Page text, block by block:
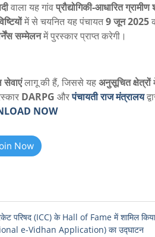
वाला यह गांवप्रौद्योगिकी-आधारित
में से चयनित यह पंचायत9 जून 2025
सम्मेलनमें पुरस्कार प्राप्त करेगी।
लागू की हैं, जिससे यहअनुसूचित क्षेत्रों
DARPG औरपंचायती राज मंत्रालय
NOW
Now
परिषद (ICC) के Hall of Fame में शामिल किया
e-Vidhan Application) का उद्घाटन